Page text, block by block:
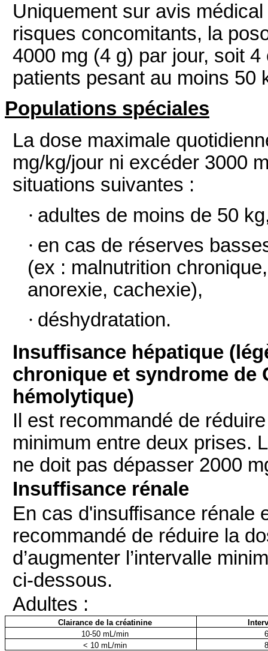
Uniquement sur avis
risques concomitants, la
4000 mg (4 g) par jour, soit
patients pesant au moins 50
Populations spéciales
La dose maximale
mg/kg/jour ni excéder 3000
situations suivantes :
· adultes de moins de 50
· en cas de réserves
(ex : malnutrition
anorexie, cachexie),
· déshydratation.
Insuffisance hépatique
chronique et syndrome de
hémolytique)
Il est recommandé de
minimum entre deux prises.
ne doit pas dépasser 2000
Insuffisance rénale
En cas d'insuffisance rénale
recommandé de réduire la
d’augmenter l’intervalle
ci-dessous.
Adultes :
Clairance de la créatinine
10-50 mL/min
< 10 mL/min